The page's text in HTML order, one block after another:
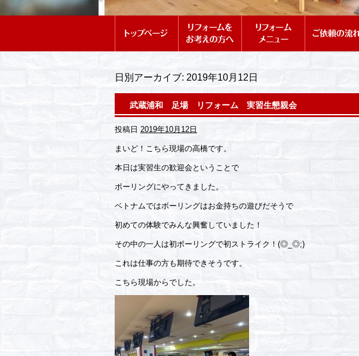
日別アーカイブ: 2019年10月12日
武蔵浦和 足場 リフォーム 実習生懇親会
投稿日 2019年10月12日
まいど！こちら現場の高橋です。
本日は実習生の歓迎会ということで
ボーリングにやってきました。
ベトナムではボーリングはお金持ちの遊びだそうで
初めての体験でみんな興奮していました！
その中の一人は初ボーリングで初ストライク！(◎_◎;)
これは仕事の方も期待できそうです。
こちら現場からでした。